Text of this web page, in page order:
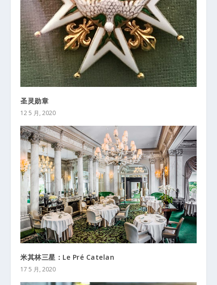
圣灵勋章
12 5 月, 2020
米其林三星：Le Pré Catelan
17 5 月, 2020